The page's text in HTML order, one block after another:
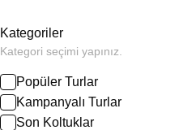
Kategoriler
Kategori seçimi yapınız.
Popüler Turlar
Kampanyalı Turlar
Son Koltuklar